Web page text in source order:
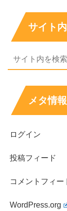
こうした連想の
くても、サジェ
しても、 「公式
引退が噂され
つめは、ドラマ
サイト
メタ情報
ログイン
投稿フィード
コメントフィー
WordPress.org